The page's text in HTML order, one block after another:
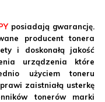
posiadają gwarancję.
producent tonera
i doskonałą jakość
urządzenia które
użyciem toneru
zaistniałą usterkę
tonerów marki